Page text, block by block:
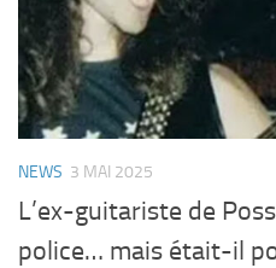
NEWS 3 MAI 2025
L’ex-guitariste de
police… mais était-il